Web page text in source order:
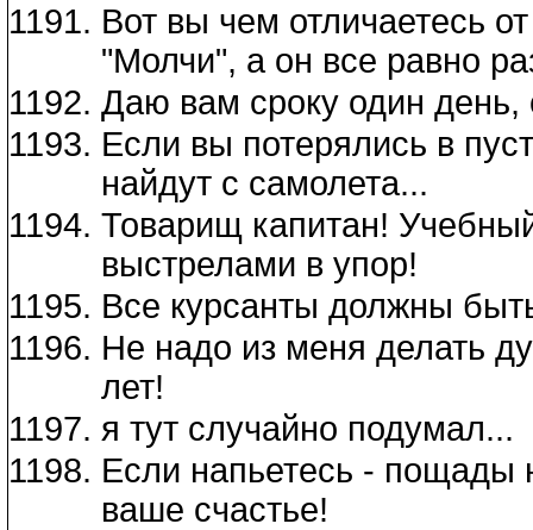
Вот вы чем отличаетесь
"Молчи", а он все равно
Даю вам сроку один день,
Если вы потерялись в
найдут с самолета...
Товарищ капитан!
выстрелами в упор!
Все курсанты должны
Не надо из меня делать
лет!
я тут случайно подумал...
Если напьетесь - пощады
ваше счастье!